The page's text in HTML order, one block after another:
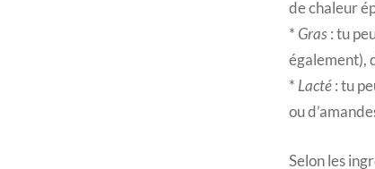
de chaleur
* Gras: tu
également),
* Lacté: tu
ou
Selon les